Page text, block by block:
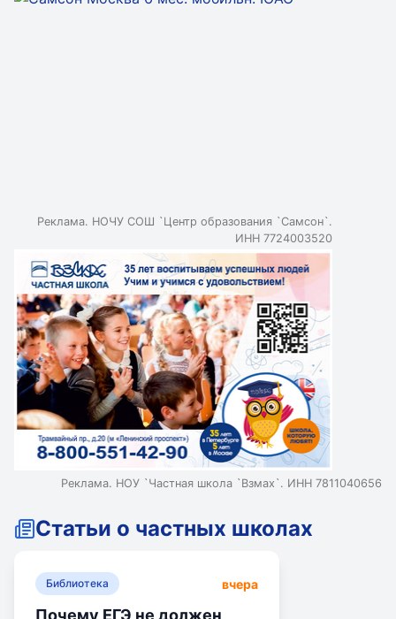
Реклама. НОЧУ СОШ `Центр образования `Самсон`.
ИНН 7724003520
Реклама. НОУ `Частная школа `Взмах`. ИНН 7811040656
Статьи о частных школах
Библиотека вчера
Почему ЕГЭ не должен